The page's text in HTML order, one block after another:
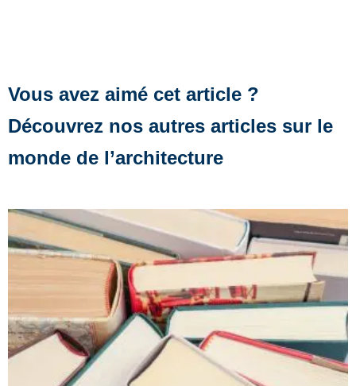
Vous avez aimé cet article ?
Découvrez nos autres articles sur le
monde de l’architecture